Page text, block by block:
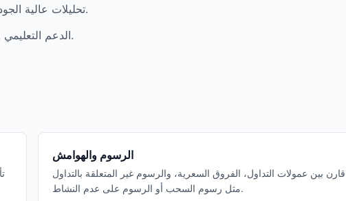
تحليلات عالية الجودة — اليونانيات، الاحتمالات ورسوم المخاطر — لتخطيط كل صفقة.
الدعم التعليمي ومستويات الموافقة الواضحة لمتداولي الخيارات في تيمور - ليشتي.
الرسوم والهوامش
قارن بين عمولات التداول، الفروق السعرية، والرسوم غير المتعلقة بالتداول
مثل رسوم السحب أو الرسوم على عدم النشاط.